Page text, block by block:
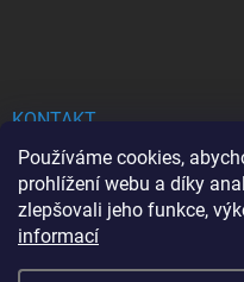
Používáme cookies,
prohlížení webu a díky
zlepšovali jeho funkce,
informací
KONTAKT
bhgdesign seznam.cz
+420737713778